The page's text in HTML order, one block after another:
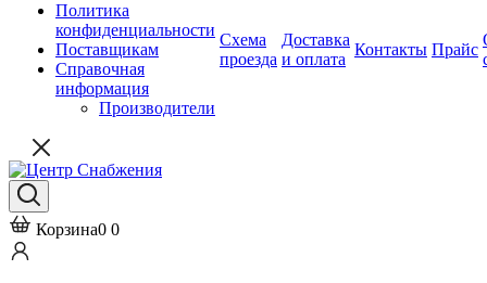
Политика
конфиденциальности
Поставщикам
Справочная
информация
Производители
Схема
проезда
Доставка
и оплата
Контакты Прайс
Корзина0 0